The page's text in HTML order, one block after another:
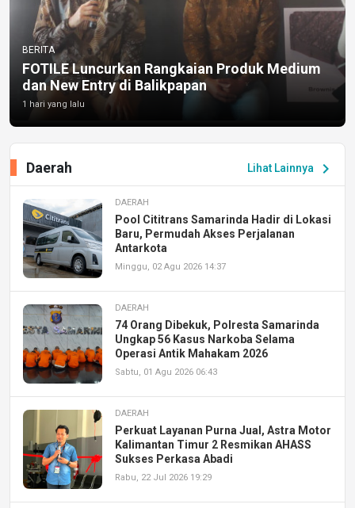
BERITA
FOTILE Luncurkan Rangkaian Produk Medium
dan New Entry di Balikpapan
1 hari yang lalu
Lihat Lainnya chevron_right
Daerah
DAERAH
Pool Cititrans Samarinda Hadir di Lokasi
Baru, Permudah Akses Perjalanan
Antarkota
Minggu, 02 Agu 2026 14:37
DAERAH
74 Orang Dibekuk, Polresta Samarinda
Ungkap 56 Kasus Narkoba Selama
Operasi Antik Mahakam 2026
Sabtu, 01 Agu 2026 06:43
DAERAH
Perkuat Layanan Purna Jual, Astra Motor
Kalimantan Timur 2 Resmikan AHASS
Sukses Perkasa Abadi
Rabu, 22 Jul 2026 19:29